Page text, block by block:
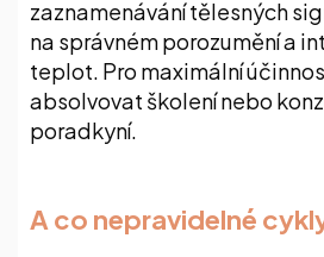
zaznamenávání tělesných
na správném porozumění a
teplot. Pro maximální
absolvovat školení nebo
poradkyní.
A co nepravidelné